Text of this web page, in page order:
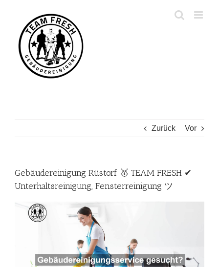
springen
Zurück Vor
Gebäudereinigung Rüstorf 🥇 TEAM FRESH ✔
Unterhaltsreinigung, Fensterreinigung ツ